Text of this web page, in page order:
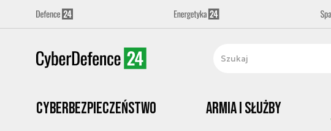
Cyberbezpieczeństwo Armia i Służby